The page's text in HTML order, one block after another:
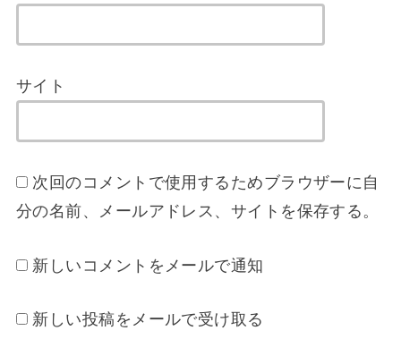
サイト
次回のコメントで使用するためブラウザーに自
分の名前、メールアドレス、サイトを保存する。
新しいコメントをメールで通知
新しい投稿をメールで受け取る